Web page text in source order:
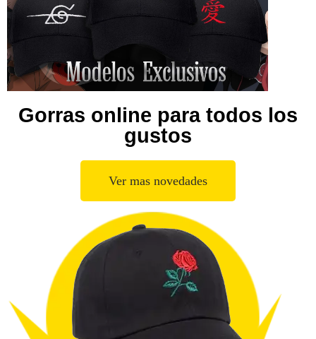
Gorras online para todos los
gustos
Ver mas novedades